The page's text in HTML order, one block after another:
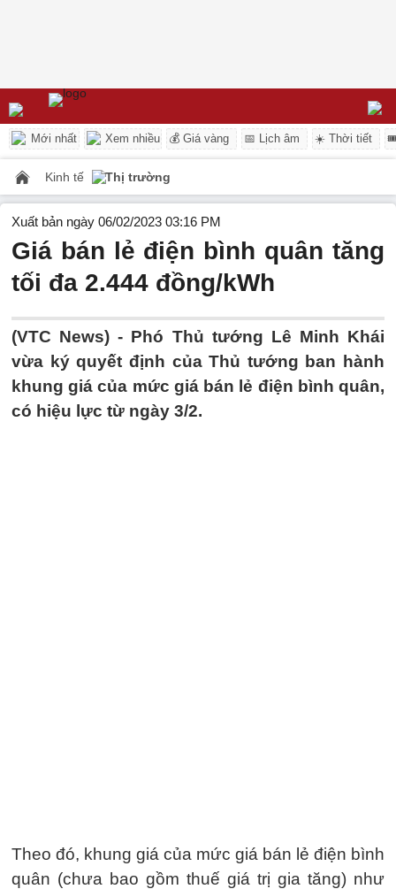
Mới nhất Xem nhiều 💰 Giá vàng 📅 Lịch âm ☀️ Thời tiết
Kinh tế Thị trường
Xuất bản ngày 06/02/2023 03:16 PM
Giá bán lẻ điện bình quân tăng
tối đa 2.444 đồng/kWh
(VTC News) - Phó Thủ tướng Lê Minh Khái
vừa ký quyết định của Thủ tướng ban hành
khung giá của mức giá bán lẻ điện bình quân,
có hiệu lực từ ngày 3/2.
Theo đó, khung giá của mức giá bán lẻ điện bình
quân (chưa bao gồm thuế giá trị gia tăng) như